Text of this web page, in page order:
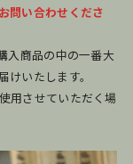
問い合わせくださ
入商品の中の一番大
いたします。
用させていただく場